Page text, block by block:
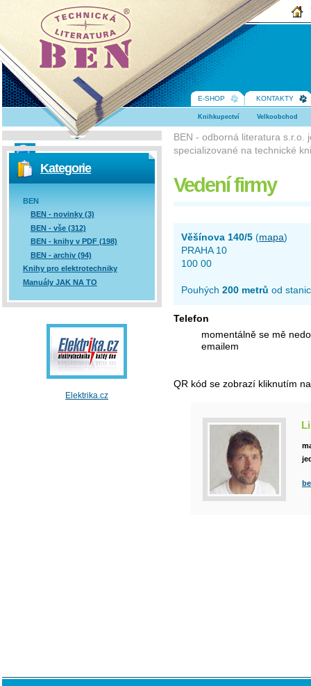
BEN -
technická
literatura
BEN - odborná literatura s.r.o.
specializované na technické
Vedení firmy
Věšínova 140/5 (mapa)
PRAHA 10
100 00
Pouhých200 metrů od
Telefon
momentálně se mě
emailem
QR kód se zobrazí kliknutím
Vyhledávání
Kategorie
BEN
BEN - novinky (3)
BEN - vše (312)
BEN - knihy v PDF (198)
BEN - archiv (94)
Knihy pro elektrotechniky
Manuály JAK NA TO
Elektrika.cz
E-SHOP KONTAKTY
Knihkupectví Velkoobchod